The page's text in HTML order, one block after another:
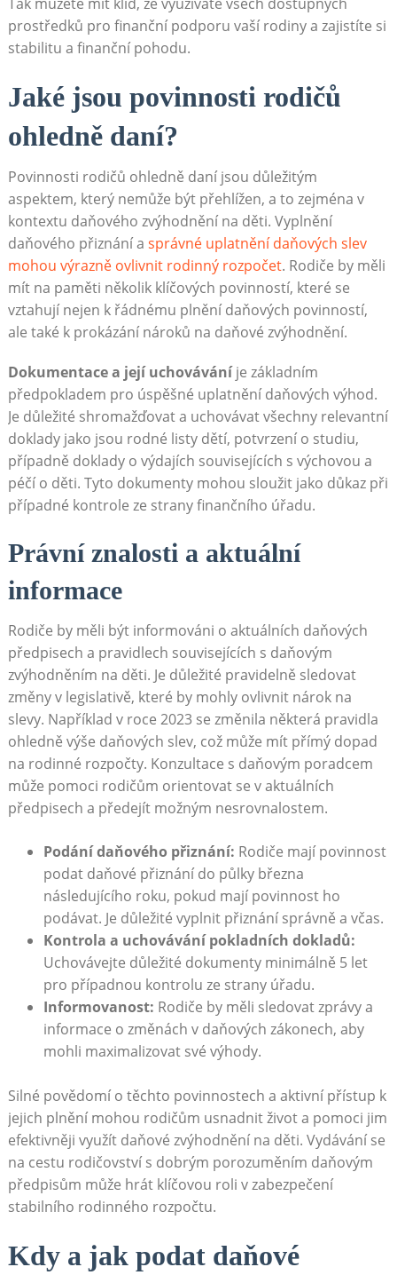
prostředků pro finanční podporu vaší rodiny a zajistíte si
stabilitu a finanční pohodu.
Jaké jsou povinnosti rodičů
ohledně daní?
Povinnosti rodičů ohledně daní jsou důležitým
aspektem, který nemůže být přehlížen, a to zejména v
kontextu daňového zvýhodnění na děti. Vyplnění
daňového přiznání a správné uplatnění daňových slev
mohou výrazně ovlivnit rodinný rozpočet. Rodiče by měli
mít na paměti několik klíčových povinností, které se
vztahují nejen k řádnému plnění daňových povinností,
ale také k prokázání nároků na daňové zvýhodnění.
Dokumentace a její uchováváníje základním
předpokladem pro úspěšné uplatnění daňových výhod.
Je důležité shromažďovat a uchovávat všechny relevantní
doklady jako jsou rodné listy dětí, potvrzení o studiu,
případně doklady o výdajích souvisejících s výchovou a
péčí o děti. Tyto dokumenty mohou sloužit jako důkaz při
případné kontrole ze strany finančního úřadu.
Právní znalosti a aktuální
informace
Rodiče by měli být informováni o aktuálních daňových
předpisech a pravidlech souvisejících s daňovým
zvýhodněním na děti. Je důležité pravidelně sledovat
změny v legislativě, které by mohly ovlivnit nárok na
slevy. Například v roce 2023 se změnila některá pravidla
ohledně výše daňových slev, což může mít přímý dopad
na rodinné rozpočty. Konzultace s daňovým poradcem
může pomoci rodičům orientovat se v aktuálních
předpisech a předejít možným nesrovnalostem.
Podání daňového přiznání: Rodiče mají povinnost
podat daňové přiznání do půlky března
následujícího roku, pokud mají povinnost ho
podávat. Je důležité vyplnit přiznání správně a včas.
Kontrola a uchovávání pokladních dokladů:
Uchovávejte důležité dokumenty minimálně 5 let
pro případnou kontrolu ze strany úřadu.
Informovanost: Rodiče by měli sledovat zprávy a
informace o změnách v daňových zákonech, aby
mohli maximalizovat své výhody.
Silné povědomí o těchto povinnostech a aktivní přístup k
jejich plnění mohou rodičům usnadnit život a pomoci jim
efektivněji využít daňové zvýhodnění na děti. Vydávání se
na cestu rodičovství s dobrým porozuměním daňovým
předpisům může hrát klíčovou roli v zabezpečení
stabilního rodinného rozpočtu.
Kdy a jak podat daňové